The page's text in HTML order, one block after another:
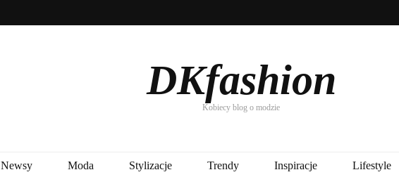
DKfashion
Kobiecy blog o modzie
Newsy Moda Stylizacje Trendy Inspiracje Lifestyle